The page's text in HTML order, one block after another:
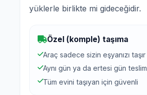
yüklerle birlikte mi gideceğidir.
Özel (komple) taşıma
Araç sadece sizin eşyanızı taşır
Aynı gün ya da ertesi gün teslim
Tüm evini taşıyan için güvenli